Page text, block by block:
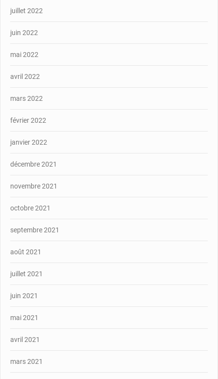
juillet 2022
juin 2022
mai 2022
avril 2022
mars 2022
février 2022
janvier 2022
décembre 2021
novembre 2021
octobre 2021
septembre 2021
août 2021
juillet 2021
juin 2021
mai 2021
avril 2021
mars 2021